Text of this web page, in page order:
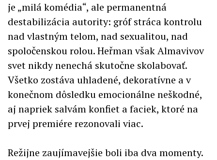
je „milá komédia“, ale permanentná
destabilizácia autority: gróf stráca kontrolu
nad vlastným telom, nad sexualitou, nad
spoločenskou rolou. Heřman však Almavivov
svet nikdy nenechá skutočne skolabovať.
Všetko zostáva uhladené, dekoratívne a v
konečnom dôsledku emocionálne neškodné,
aj napriek salvám konfiet a faciek, ktoré na
prvej premiére rezonovali viac.
Režijne zaujímavejšie boli iba dva momenty.